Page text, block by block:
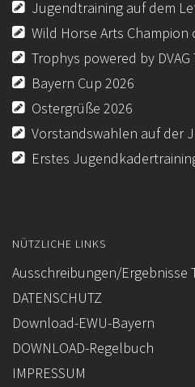
DOWNLOAD
AUSSCHREIBUNGEN/
BAYERN
DOWNLOAD-EWU-BAYERN
FORMULARE /
REGELBUCH / PATTERN
Jugendtraining auf dem
Wild Horse Arts Champion
Trophys powered by DVAG
Bayern Cup 2026
Ostergrüße 2026
Vorstandswahlen auf der
Erstes
NÜTZLICHE LINKS
Ausschreibungen/Ergebnisse
DATENSCHUTZ
Download-EWU-Bayern
DOWNLOAD-Regelbuch
IMPRESSUM